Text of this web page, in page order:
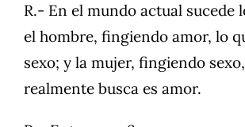
R.- En el mundo actual sucede
el hombre, fingiendo amor, lo
sexo; y la mujer, fingiendo
realmente busca es amor.